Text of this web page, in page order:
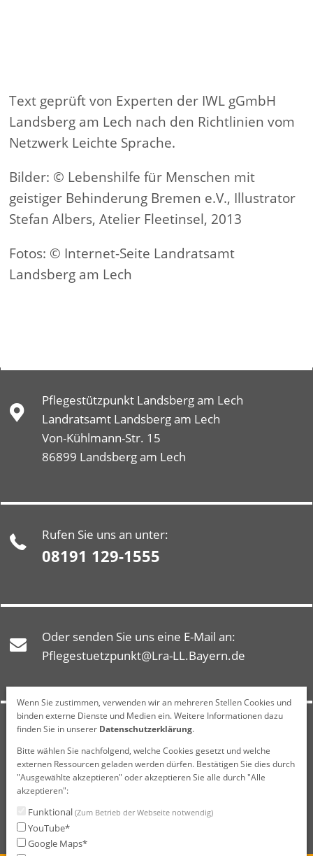
Text geprüft von Experten der IWL gGmbH
Landsberg am Lech nach den Richtlinien vom
Netzwerk Leichte Sprache.
Bilder: © Lebenshilfe für Menschen mit
geistiger Behinderung Bremen e.V., Illustrator
Stefan Albers, Atelier Fleetinsel, 2013
Fotos: © Internet-Seite Landratsamt
Landsberg am Lech
Pflegestützpunkt Landsberg am Lech
Landratsamt Landsberg am Lech
Von-Kühlmann-Str. 15
86899 Landsberg am Lech
Rufen Sie uns an unter:
08191 129-1555
Oder senden Sie uns eine E-Mail an:
Pflegestuetzpunkt@Lra-LL.Bayern.de
Montag: 9 bis 12 Uhr
Dienstag: 9 bis 12 Uhr & 14 bis 16 Uhr
Mittwoch: geschlossen
Donnerstag: 9 bis 12 Uhr & 14 bis 17 Uhr
Freitag: 9 bis 12 Uhr
Wenn Sie zustimmen, verwenden wir an mehreren Stellen Cookies und
binden externe Dienste und Medien ein. Weitere Informationen dazu
finden Sie in unserer Datenschutzerklärung.
Bitte wählen Sie nachfolgend, welche Cookies gesetzt und welche
externen Ressourcen geladen werden dürfen. Bestätigen Sie dies durch
"Ausgewählte akzeptieren" oder akzeptieren Sie alle durch "Alle
akzeptieren":
Funktional (Zum Betrieb der Webseite notwendig)
YouTube*
Google Maps*